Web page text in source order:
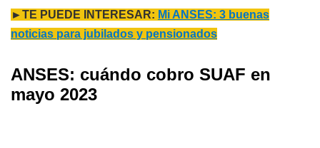
►TE PUEDE INTERESAR: Mi ANSES: 3 buenas
noticias para jubilados y pensionados
ANSES: cuándo cobro SUAF en
mayo 2023